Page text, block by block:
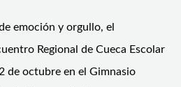
emoción y orgullo, el
Regional de Cueca Escolar
de octubre en el Gimnasio